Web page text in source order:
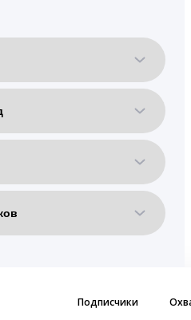
Подписчики